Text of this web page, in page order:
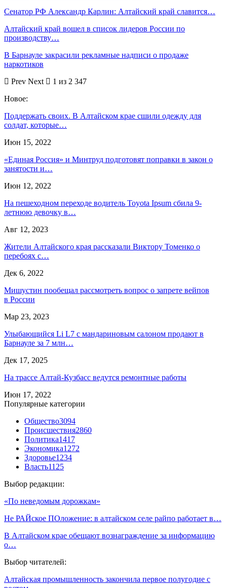
Сенатор РФ Александр Карлин: Алтайский край славится…
Алтайский край вошел в список лидеров России по
производству…
В Барнауле закрасили рекламные надписи о продаже
наркотиков
Prev Next
1 из 2 347
Новое:
Поддержать своих. В Алтайском крае сшили одежду для
солдат, которые…
Июн 15, 2022
«Единая Россия» и Минтруд подготовят поправки в закон о
занятости и…
Июн 12, 2022
На пешеходном переходе водитель Toyota Ipsum сбила 9-
летнюю девочку в…
Авг 12, 2023
Жители Алтайского края рассказали Виктору Томенко о
перебоях с…
Дек 6, 2022
Мишустин пообещал рассмотреть вопрос о запрете вейпов
в России
Мар 23, 2023
Улыбающийся Li L7 с мандариновым салоном продают в
Барнауле за 7 млн…
Дек 17, 2025
На трассе Алтай-Кузбасс ведутся ремонтные работы
Июн 17, 2022
Популярные категории
Общество3094
Происшествия2860
Политика1417
Экономика1272
Здоровье1234
Власть1125
Выбор редакции:
«По неведомым дорожкам»
Не РАЙское ПОложение: в алтайском селе райпо работает в…
В Алтайском крае обещают вознаграждение за информацию
о…
Выбор читателей:
Алтайская промышленность закончила первое полугодие с